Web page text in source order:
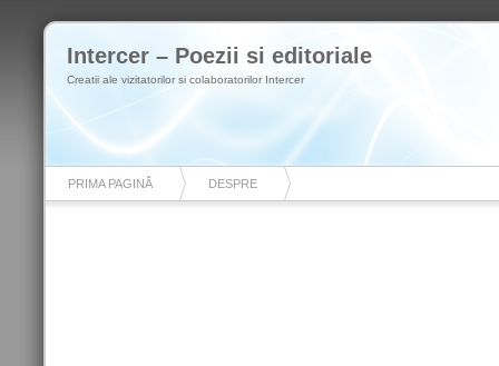
Intercer – Poezii si editoriale
Creatii ale vizitatorilor si colaboratorilor Intercer
PRIMA PAGINĂ DESPRE